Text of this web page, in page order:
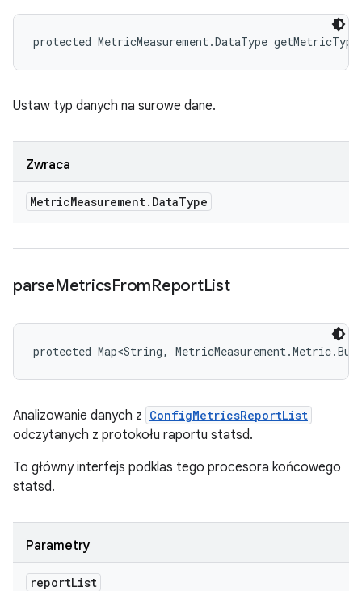
protected MetricMeasurement.DataType
Ustaw typ danych na surowe dane.
Zwraca
MetricMeasurement. DataType
parseMetricsFromReportList
protected Map<String,
Analizowanie danych z ConfigMetricsReportList
odczytanych z protokołu raportu statsd.
To główny interfejs podklas tego procesora końcowego
statsd.
Parametry
reportList